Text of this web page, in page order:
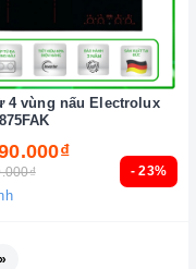
- 23%
4 vùng nấu Electrolux
»